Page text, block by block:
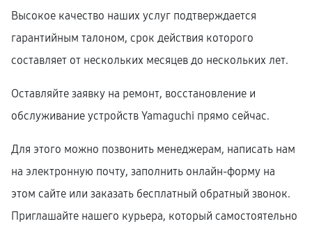
Высокое качество наших услуг подтверждается
гарантийным талоном, срок действия которого
составляет от нескольких месяцев до нескольких лет.
Оставляйте заявку на ремонт, восстановление и
обслуживание устройств Yamaguchi прямо сейчас.
Для этого можно позвонить менеджерам, написать нам
на электронную почту, заполнить онлайн-форму на
этом сайте или заказать бесплатный обратный звонок.
Приглашайте нашего курьера, который самостоятельно